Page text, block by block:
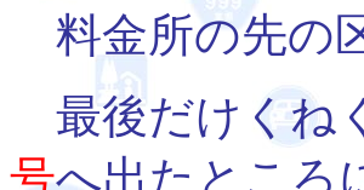
料金所の先の
最後だけくね
号へ出たところ